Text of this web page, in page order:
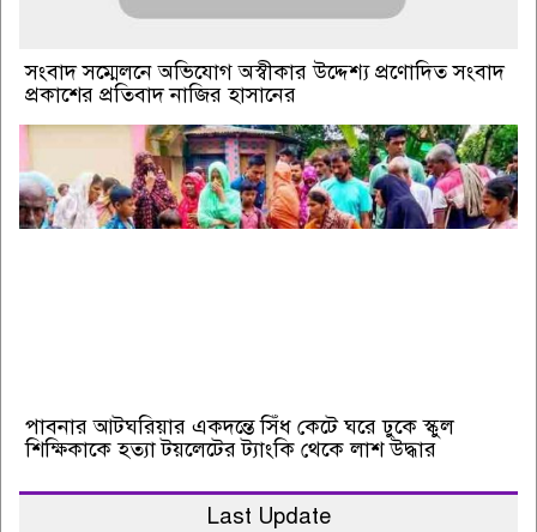
সংবাদ সম্মেলনে অভিযোগ অস্বীকার উদ্দেশ্য প্রণোদিত সংবাদ
প্রকাশের প্রতিবাদ নাজির হাসানের
পাবনার আটঘরিয়ার একদন্তে সিঁধ কেটে ঘরে ঢুকে স্কুল
শিক্ষিকাকে হত্যা টয়লেটের ট্যাংকি থেকে লাশ উদ্ধার
Last Update